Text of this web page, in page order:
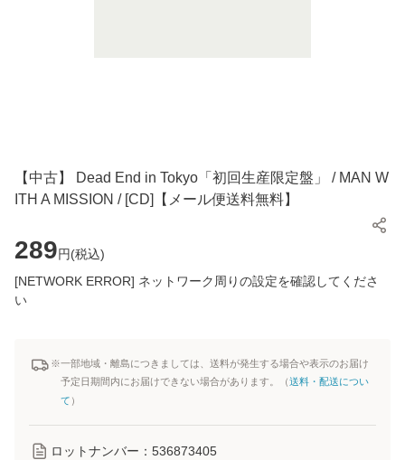
【中古】 Dead End in Tokyo「初回生産限定盤」 / MAN W
ITH A MISSION / [CD]【メール便送料無料】
289円(税込)
[NETWORK ERROR] ネットワーク周りの設定を確認してくださ
い
※一部地域・離島につきましては、送料が発生する場合や表示のお届け
予定日期間内にお届けできない場合があります。（送料・配送につい
て ）
ロットナンバー： 536873405